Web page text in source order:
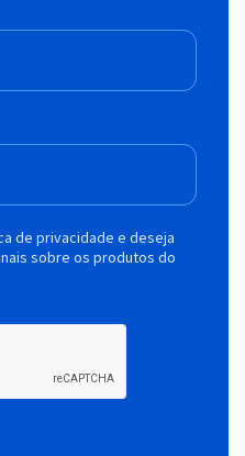
de privacidade e deseja
sobre os produtos do